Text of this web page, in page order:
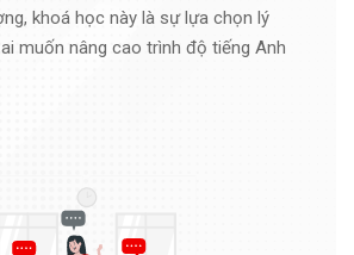
khoá học này là sự lựa chọn lý
muốn nâng cao trình độ tiếng Anh